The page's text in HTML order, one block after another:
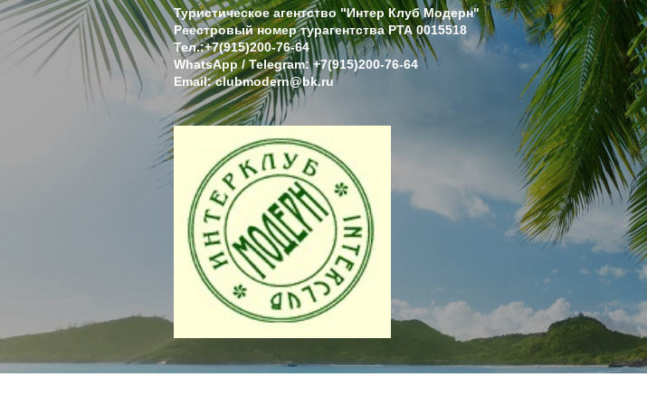
Туристическое агентство "Интер Клуб Модерн"
Реестровый номер турагентства РТА 0015518
Тел.:+7(915)200-76-64
WhatsApp / Telegram: +7(915)200-76-64
Email: clubmodern@bk.ru